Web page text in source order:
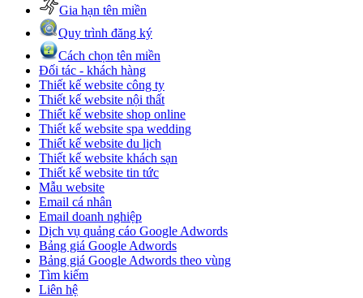
Gia hạn tên miền
Quy trình đăng ký
Cách chọn tên miền
Đối tác - khách hàng
Thiết kế website công ty
Thiết kế website nội thất
Thiết kế website shop online
Thiết kế website spa wedding
Thiết kế website du lịch
Thiết kế website khách sạn
Thiết kế website tin tức
Mẫu website
Email cá nhân
Email doanh nghiệp
Dịch vụ quảng cáo Google Adwords
Bảng giá Google Adwords
Bảng giá Google Adwords theo vùng
Tìm kiếm
Liên hệ